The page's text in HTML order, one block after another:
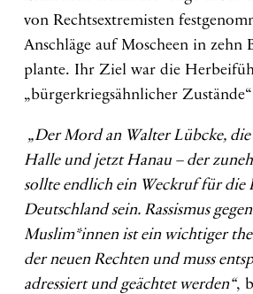
von Rechtsextremisten
Anschläge auf Moscheen in zehn
plante. Ihr Ziel war die
„bürgerkriegsähnlicher
„Der Mord an Walter Lübcke, die
Halle und jetzt Hanau – der
sollte endlich ein Weckruf für die
Deutschland sein. Rassismus
Muslim*innen ist ein wichtiger
der neuen Rechten und muss
adressiert und geächtet werden“,